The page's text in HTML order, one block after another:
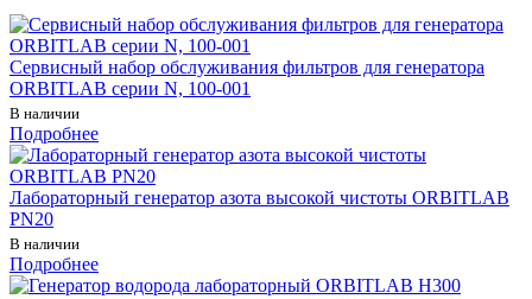
Сервисный набор обслуживания фильтров для генератора
ORBITLAB серии N, 100-001
В наличии
Подробнее
Лабораторный генератор азота высокой чистоты ORBITLAB
PN20
В наличии
Подробнее